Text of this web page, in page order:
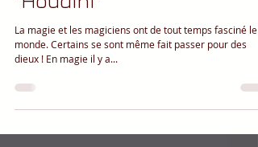
Le retour du Magicien
"Houdini"
monde. Certains se sont même fait passer pour des